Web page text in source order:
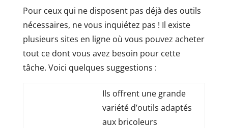
Pour ceux qui ne disposent pas déjà des outils
nécessaires, ne vous inquiétez pas ! Il existe
plusieurs sites en ligne où vous pouvez acheter
tout ce dont vous avez besoin pour cette
tâche. Voici quelques suggestions :
Ils offrent une grande
variété d’outils adaptés
aux bricoleurs